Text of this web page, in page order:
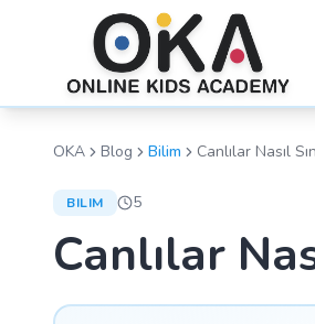
OKA Blog Bilim Canlılar Nasıl
BILIM 5
Canlılar